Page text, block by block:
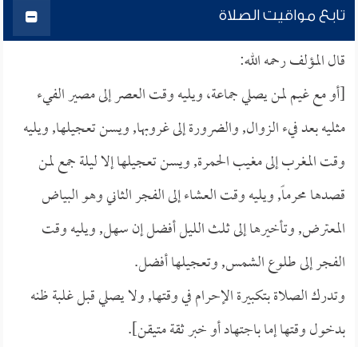
تابع مواقيت الصلاة
قال المؤلف رحمه الله:
[أو مع غيم لمن يصلي جماعة، ويليه وقت العصر إلى مصير الفيء
مثليه بعد فيء الزوال, والضرورة إلى غروبها, ويسن تعجيلها, ويليه
وقت المغرب إلى مغيب الحمرة, ويسن تعجيلها إلا ليلة جمع لمن
قصدها محرماً, ويليه وقت العشاء إلى الفجر الثاني وهو البياض
المعترض, وتأخيرها إلى ثلث الليل أفضل إن سهل, ويليه وقت
الفجر إلى طلوع الشمس, وتعجيلها أفضل.
وتدرك الصلاة بتكبيرة الإحرام في وقتها, ولا يصلي قبل غلبة ظنه
بدخول وقتها إما باجتهاد أو خبر ثقة متيقن].